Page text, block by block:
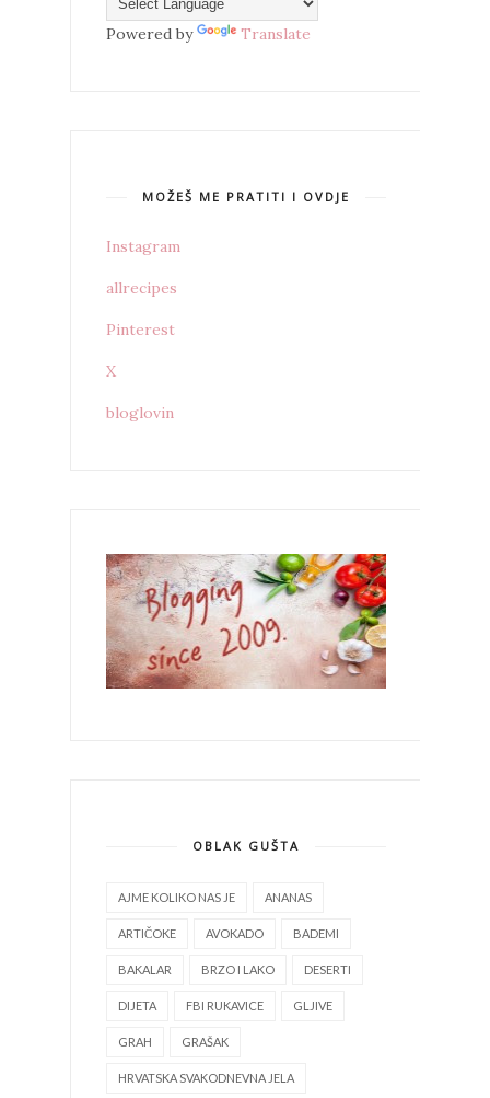
Powered by Translate
MOŽEŠ ME PRATITI I OVDJE
Instagram
allrecipes
Pinterest
X
bloglovin
OBLAK GUŠTA
AJME KOLIKO NAS JE ANANAS
ARTIČOKE AVOKADO BADEMI
BAKALAR BRZO I LAKO DESERTI
DIJETA FBI RUKAVICE GLJIVE
GRAH GRAŠAK
HRVATSKA SVAKODNEVNA JELA